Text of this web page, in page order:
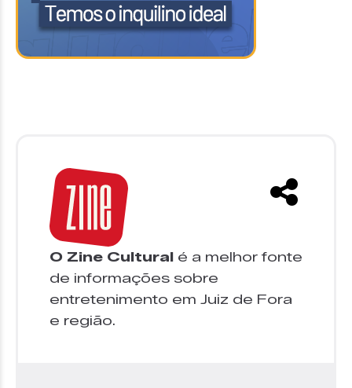
O Zine Cultural é a melhor fonte
de informações sobre
entretenimento em Juiz de Fora
e região.